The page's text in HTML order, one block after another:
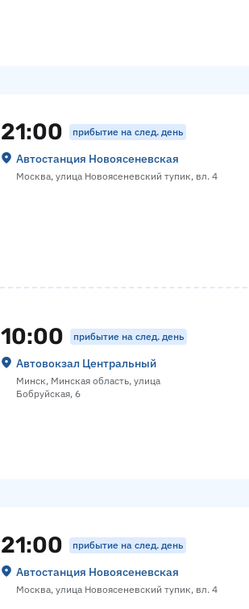
21:00 прибытие на след. день
Автостанция Новоясеневская
Москва, улица Новоясеневский тупик, вл. 4
10:00 прибытие на след. день
Автовокзал Центральный
Минск, Минская область, улица
Бобруйская, 6
21:00 прибытие на след. день
Автостанция Новоясеневская
Москва, улица Новоясеневский тупик, вл. 4